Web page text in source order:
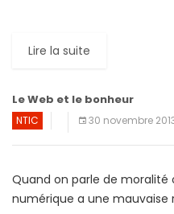
Lire la suite
Le Web et le bonheur
NTIC 30 novembre
Quand on parle de
numérique a une mauvaise